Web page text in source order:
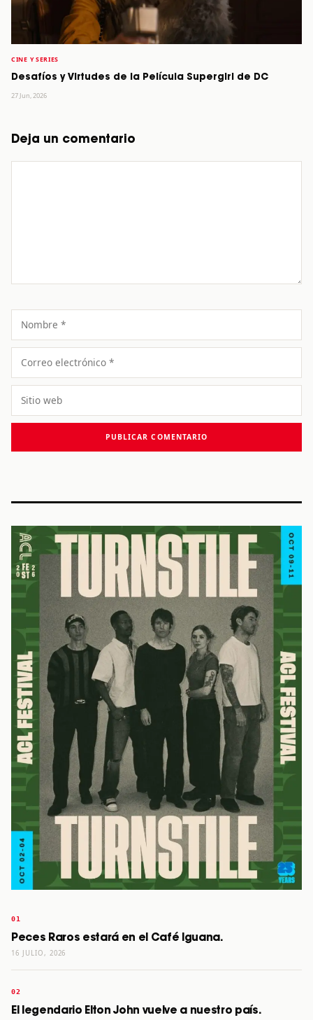
CINE Y SERIES
Desafíos y Virtudes de la Película Supergirl de DC
27 Jun, 2026
Deja un comentario
Nombre
Correo
electrónico
Sitio
web
Peces Raros estará en el Café Iguana.
16 JULIO, 2026
El legendario Elton John vuelve a nuestro país.